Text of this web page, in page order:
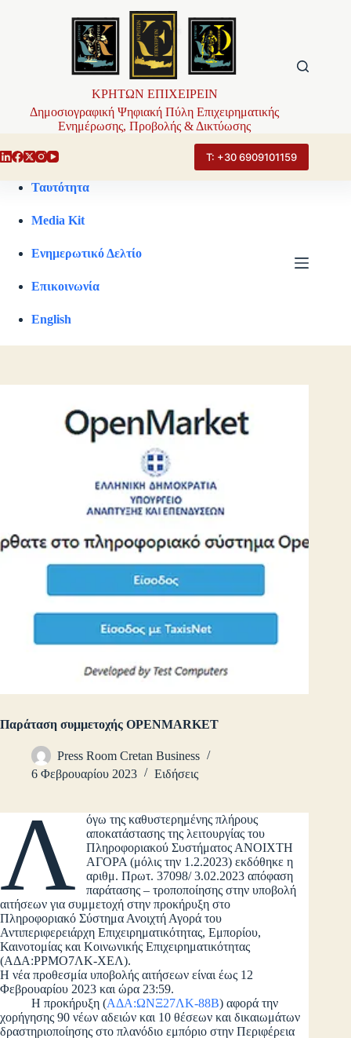
ΚΡΗΤΩΝ ΕΠΙΧΕΙΡΕΙΝ
Δημοσιογραφική Ψηφιακή Πύλη Επιχειρηματικής
Ενημέρωσης, Προβολής & Δικτύωσης
Τ: +30 6909101159
Ταυτότητα
Media Kit
Ενημερωτικό Δελτίο
Επικοινωνία
English
Παράταση συμμετοχής OPENMARKET
Press Room Cretan Business
6 Φεβρουαρίου 2023
Ειδήσεις
Λ
όγω της καθυστερημένης πλήρους
αποκατάστασης της λειτουργίας του
Πληροφοριακού Συστήματος ΑΝΟΙΧΤΗ
ΑΓΟΡΑ (μόλις την 1.2.2023) εκδόθηκε η
αριθμ. Πρωτ. 37098/ 3.02.2023 απόφαση
παράτασης – τροποποίησης στην υποβολή
αιτήσεων για συμμετοχή στην προκήρυξη στο
Πληροφοριακό Σύστημα Ανοιχτή Αγορά του
Αντιπεριφερειάρχη Επιχειρηματικότητας, Εμπορίου,
Καινοτομίας και Κοινωνικής Επιχειρηματικότητας
(ΑΔΑ:ΡΡΜΟ7ΛΚ-ΧΕΛ).
Η νέα προθεσμία υποβολής αιτήσεων είναι έως 12
Φεβρουαρίου 2023 και ώρα 23:59.
Η προκήρυξη (ΑΔΑ:ΩΝΞ27ΛΚ-88Β) αφορά την
χορήγησης 90 νέων αδειών και 10 θέσεων και δικαιωμάτων
δραστηριοποίησης στο πλανόδιο εμπόριο στην Περιφέρεια